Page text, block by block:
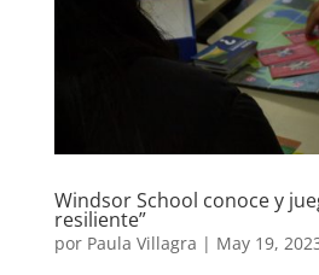
Windsor School conoce y
resiliente”
por Paula Villagra | May 19,